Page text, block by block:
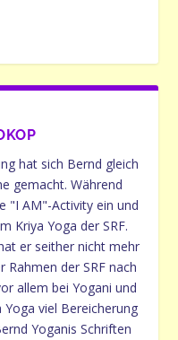
hat sich Bernd gleich
gemacht. Während
"I AM"-Activity ein und
Kriya Yoga der SRF.
er seither nicht mehr
der SRF nach
allem bei Yogani und
viel Bereicherung
Yoganis Schriften